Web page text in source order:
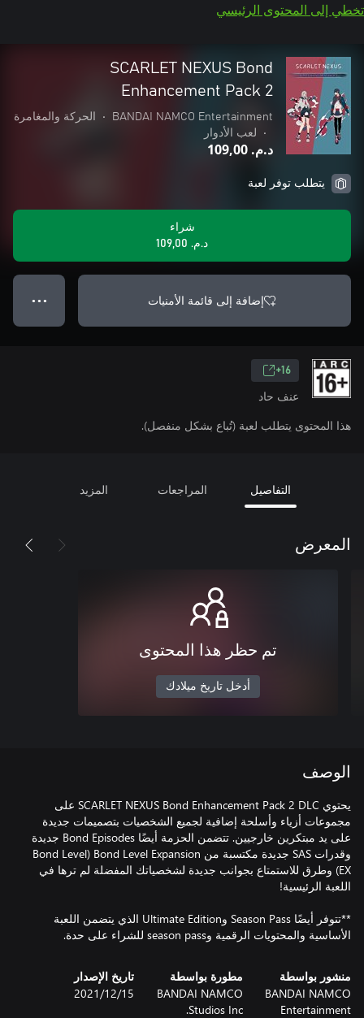
تخطي إلى المحتوى الرئيسي
SCARLET NEXUS Bond
Enhancement Pack 2
BANDAI NAMCO Entertainment
•
الحركة والمغامرة
•
لعب الأدوار
د.م.‏ 109,00
يتطلب توفر لعبة
شراء
د.م.‏ 109,00
إضافة إلى قائمة الأمنيات ● ● ●
16+
عنف حاد
هذا المحتوى يتطلب لعبة (تُباع بشكل منفصل).
التفاصيل المراجعات المزيد
المعرض
تم حظر هذا المحتوى
أدخل تاريخ ميلادك
الوصف
يحتوي SCARLET NEXUS Bond Enhancement Pack 2 DLC على
مجموعات أزياء وأسلحة إضافية لجميع الشخصيات بتصميمات جديدة
على يد مبتكرين خارجيين. تتضمن الحزمة أيضًا Bond Episodes جديدة
وقدرات SAS جديدة مكتسبة من Bond Level Expansion‏ (Bond Level
EX) وطرق للاستمتاع بجوانب جديدة لشخصياتك المفضلة لم ترها في
**تتوفر أيضًا Season Pass وUltimate Edition الذي يتضمن اللعبة
الأساسية والمحتويات الرقمية وseason pass للشراء على حدة.
منشور بواسطة
BANDAI NAMCO
Entertainment
مطورة بواسطة
BANDAI NAMCO
Studios Inc.
تاريخ الإصدار
15‏/12‏/2021